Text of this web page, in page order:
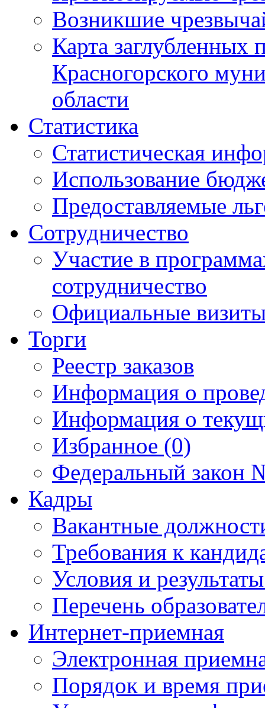
Возникшие
Карта
Красногорского
области
Статистика
Статистическая
Использование
Предоставляемые
Сотрудничество
Участие в
сотрудничество
Официальные
Торги
Реестр заказов
Информация о
Информация о
Избранное (0)
Федеральный закон
Кадры
Вакантные
Требования к
Условия и
Перечень
Интернет-приемная
Электронная
Порядок и время